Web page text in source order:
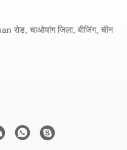
रोड, चाओयांग जिला, बीजिंग, चीन